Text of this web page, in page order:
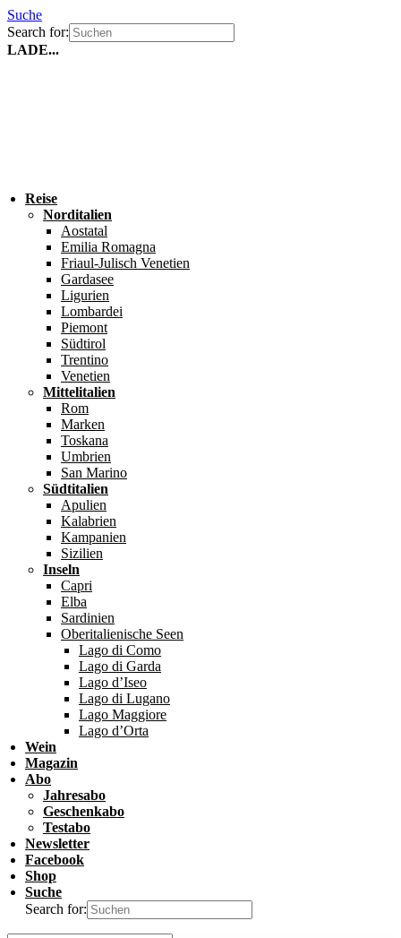
Suche
Search for:
LADE...
Reise
Norditalien
Aostatal
Emilia Romagna
Friaul-Julisch Venetien
Gardasee
Ligurien
Lombardei
Piemont
Südtirol
Trentino
Venetien
Mittelitalien
Rom
Marken
Toskana
Umbrien
San Marino
Südtitalien
Apulien
Kalabrien
Kampanien
Sizilien
Inseln
Capri
Elba
Sardinien
Oberitalienische Seen
Lago di Como
Lago di Garda
Lago d’Iseo
Lago di Lugano
Lago Maggiore
Lago d’Orta
Wein
Magazin
Abo
Jahresabo
Geschenkabo
Testabo
Newsletter
Facebook
Shop
Suche
Search for: